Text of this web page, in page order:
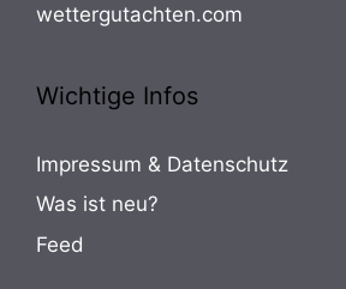
wettergutachten.com
Wichtige Infos
Impressum & Datenschutz
Was ist neu?
Feed